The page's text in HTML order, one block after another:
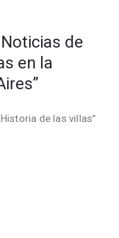
Noticias de
en la
de las villas”